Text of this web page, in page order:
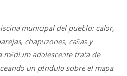
municipal del pueblo: calor,
chapuzones, cañas y
médium adolescente trata de
un péndulo sobre el mapa